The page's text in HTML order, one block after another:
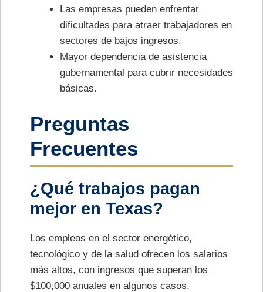
Las empresas pueden enfrentar
dificultades para atraer trabajadores en
sectores de bajos ingresos.
Mayor dependencia de asistencia
gubernamental para cubrir necesidades
básicas.
Preguntas
Frecuentes
¿Qué trabajos pagan
mejor en Texas?
Los empleos en el sector energético,
tecnológico y de la salud ofrecen los salarios
más altos, con ingresos que superan los
$100,000 anuales en algunos casos.